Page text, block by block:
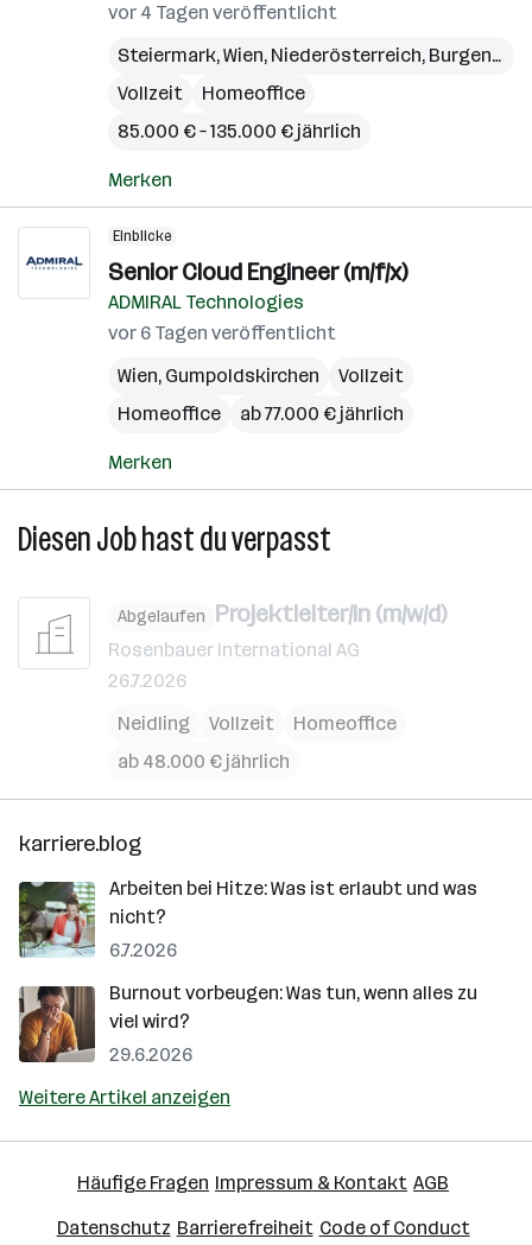
vor 4 Tagen veröffentlicht
Steiermark,Wien, Niederösterreich, Burgenland
Vollzeit
Homeoffice
85.000 € – 135.000 € jährlich
Merken
Einblicke
Senior Cloud Engineer (m/f/x)
ADMIRAL Technologies
vor 6 Tagen veröffentlicht
Wien, Gumpoldskirchen
Vollzeit
Homeoffice
ab 77.000 € jährlich
Merken
Diesen Job hast du verpasst
Abgelaufen Projektleiter/in (m/w/d)
Rosenbauer International AG
26.7.2026
Neidling
Vollzeit
Homeoffice
ab 48.000 € jährlich
karriere.blog
Arbeiten bei Hitze: Was ist erlaubt und was
nicht?
6.7.2026
Burnout vorbeugen: Was tun, wenn alles zu
viel wird?
29.6.2026
Weitere Artikel anzeigen
Häufige Fragen Impressum & Kontakt AGB
Datenschutz Barrierefreiheit Code of Conduct